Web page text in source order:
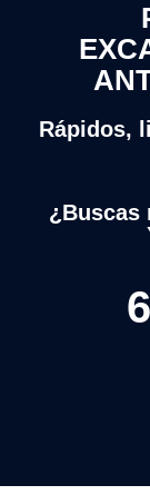
Rápidos,
¿Buscas